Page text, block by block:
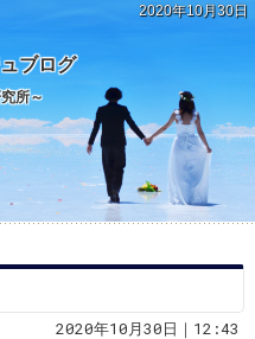
2020年10月30日
ブログ
所～
2020年10月30日｜12:43